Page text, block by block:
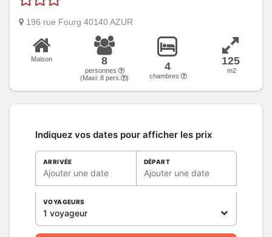
196 rue Fourg 40140 AZUR
Maison 8
personnes
(Maxi: 8 pers. )
4
chambres
125
m2
Indiquez vos dates pour afficher les prix
ARRIVÉE
Ajouter une date
DÉPART
Ajouter une date
VOYAGEURS
1 voyageur